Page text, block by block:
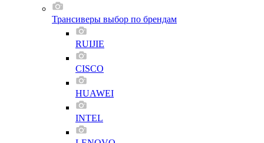
Трансиверы выбор по брендам
RUIJIE
CISCO
HUAWEI
INTEL